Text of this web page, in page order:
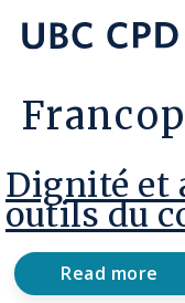
content
UBC
Dignité et
outils du
Read more
about